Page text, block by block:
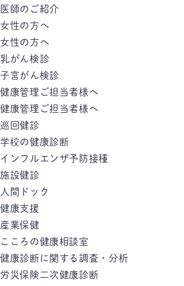
医師のご紹介
女性の方へ
女性の方へ
乳がん検診
子宮がん検診
健康管理ご担当者様へ
健康管理ご担当者様へ
巡回健診
学校の健康診断
インフルエンザ予防接種
施設健診
人間ドック
健康支援
産業保健
こころの健康相談室
健康診断に関する調査・分析
労災保険二次健康診断